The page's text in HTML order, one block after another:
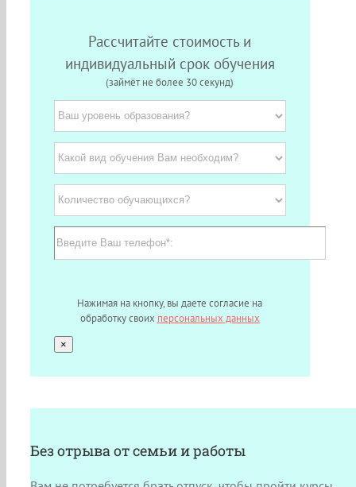
Рассчитайте стоимость и
индивидуальный срок обучения
(займёт не более 30 секунд)
Нажимая на кнопку, вы даете согласие на
обработку своих персональных данных
×
Без отрыва от семьи и работы